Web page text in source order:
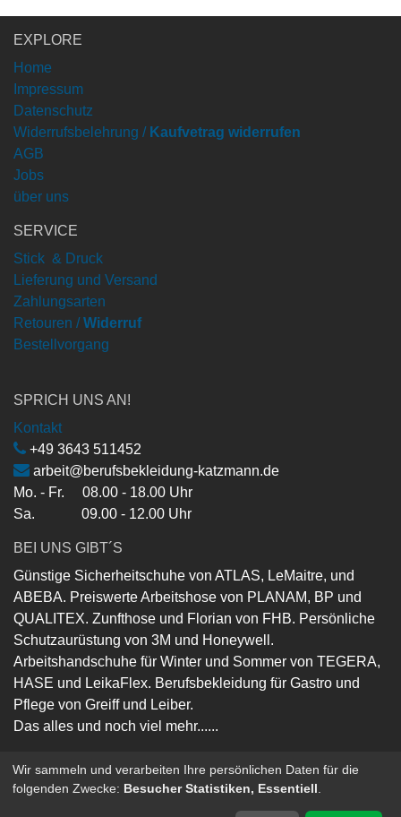
EXPLORE
Home
Impressum
Datenschutz
Widerrufsbelehrung / Kaufvetrag widerrufen
AGB
Jobs
über uns
SERVICE
Stick & Druck
Lieferung und Versand
Zahlungsarten
Retouren / Widerruf
Bestellvorgang
SPRICH UNS AN!
Kontakt
+49 3643 511452
arbeit@berufsbekleidung-katzmann.de
Mo. - Fr. 08.00 - 18.00 Uhr
Sa. 09.00 - 12.00 Uhr
BEI UNS GIBT´S
Günstige Sicherheitschuhe von ATLAS, LeMaitre, und
ABEBA. Preiswerte Arbeitshose von PLANAM, BP und
QUALITEX. Zunfthose und Florian von FHB. Persönliche
Schutzaurüstung von 3M und Honeywell.
Arbeitshandschuhe für Winter und Sommer von TEGERA,
HASE und LeikaFlex. Berufsbekleidung für Gastro und
Pflege von Greiff und Leiber.
Das alles und noch viel mehr......
Copyright © Berufsbekleidung-Katzmann-GmbH
Wir sammeln und verarbeiten Ihre persönlichen Daten für die
folgenden Zwecke: Besucher Statistiken, Essentiell